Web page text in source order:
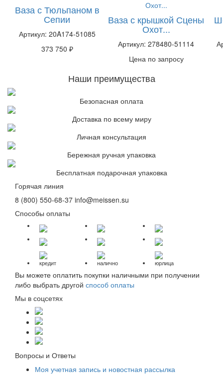
Ваза с Тюльпаном в
Сепии
Артикул: 20A174-51085
373 750 ₽
Ваза с крышкой Сцены
Охот...
Артикул: 278480-51114
Цена по запросу
Наши преимущества
Безопасная оплата
Доставка по всему миру
Личная консультация
Бережная ручная упаковка
Бесплатная подарочная упаковка
Горячая линия
8 (800) 550-68-37 info@meissen.su
Способы оплаты
кредит налично юрлица
Вы можете оплатить покупки наличными при получении
либо выбрать другой способ оплаты
Мы в соцсетях
Вопросы и Ответы
Моя учетная запись и новостная рассылка